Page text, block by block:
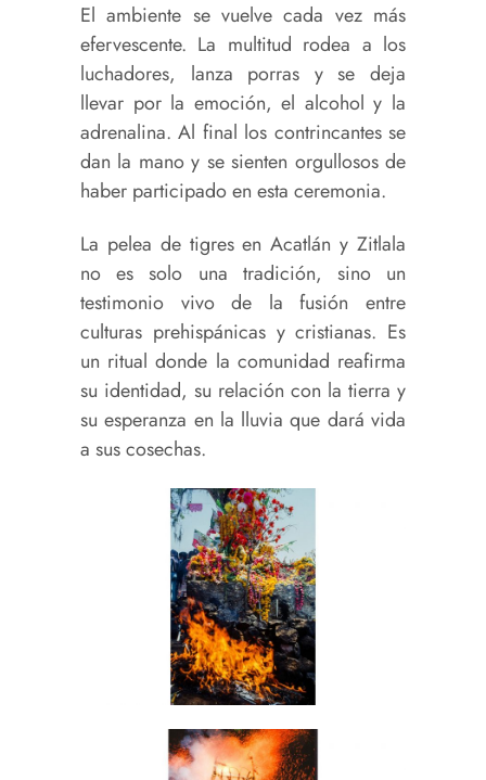
El ambiente se vuelve cada vez más
efervescente. La multitud rodea a los
luchadores, lanza porras y se deja
llevar por la emoción, el alcohol y la
adrenalina. Al final los contrincantes se
dan la mano y se sienten orgullosos de
haber participado en esta ceremonia.
La pelea de tigres en Acatlán y Zitlala
no es solo una tradición, sino un
testimonio vivo de la fusión entre
culturas prehispánicas y cristianas. Es
un ritual donde la comunidad reafirma
su identidad, su relación con la tierra y
su esperanza en la lluvia que dará vida
a sus cosechas.